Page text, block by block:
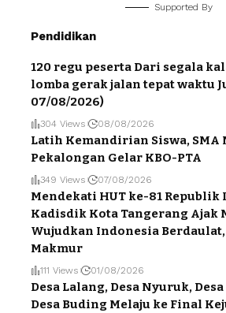
Supported By
Pendidikan
120 regu peserta Dari segala
lomba gerak jalan tepat waktu
07/08/2026)
304 Views 08/08/2026
Latih Kemandirian Siswa, SMA
Pekalongan Gelar KBO-PTA
349 Views 07/08/2026
Mendekati HUT ke-81 Republik
Kadisdik Kota Tangerang Ajak
Wujudkan Indonesia
Makmur
111 Views 01/08/2026
Desa Lalang, Desa Nyuruk,
Desa Buding Melaju ke Final